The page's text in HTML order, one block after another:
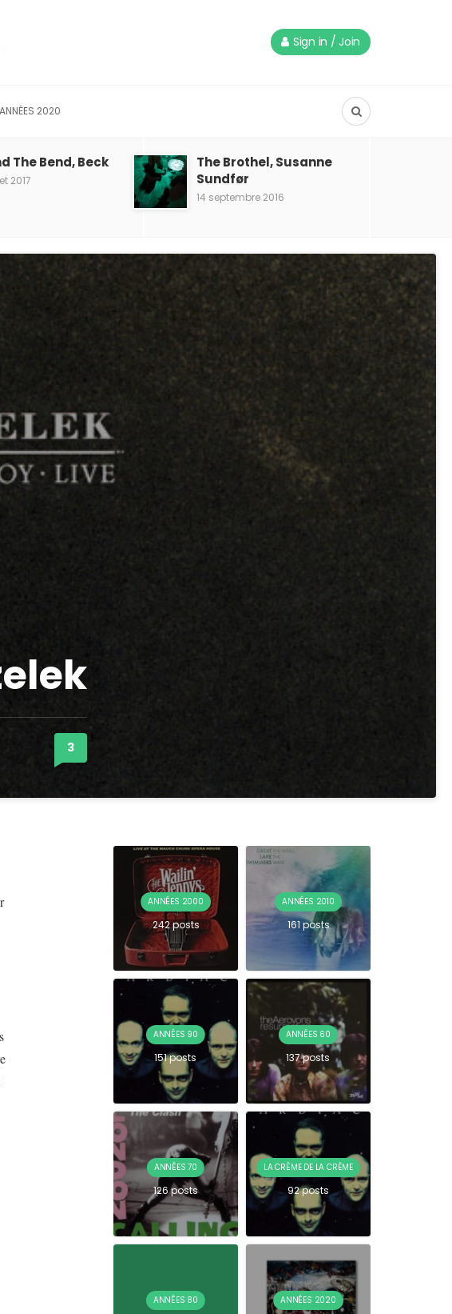
Sign in / Join
ANNÉES 2020
The Bend, Beck
2017
The Brothel, Susanne
Sundfør
14 septembre 2016
3
ANNÉES 2000
242 posts
ANNÉES 2010
161 posts
ANNÉES 90
151 posts
ANNÉES 60
137 posts
ANNÉES 70
126 posts
LA CRÈME DE LA CRÈME
92 posts
ANNÉES 80 ANNÉES 2020